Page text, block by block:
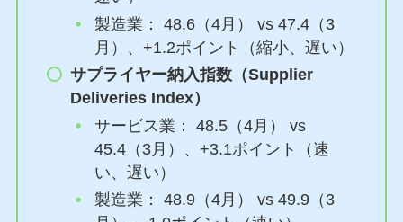
製造業： 48.6（4月） vs 47.4（3
月）、+1.2ポイント（縮小、遅い）
サプライヤー納入指数（Supplier
Deliveries Index）
サービス業： 48.5（4月） vs
45.4（3月）、+3.1ポイント（速
い、遅い）
製造業： 48.9（4月） vs 49.9（3